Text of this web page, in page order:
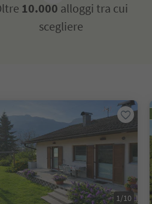
10.000 alloggi tra cui
scegliere
1/10